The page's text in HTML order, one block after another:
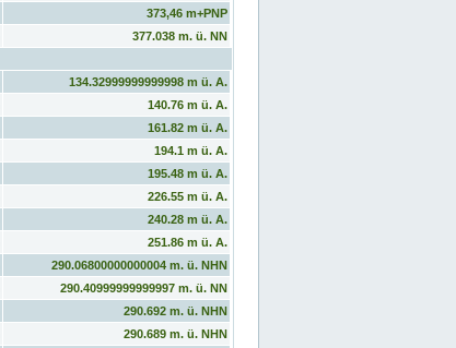
373,46 m+PNP
377.038 m. ü. NN
134.32999999999998 m ü. A.
140.76 m ü. A.
161.82 m ü. A.
194.1 m ü. A.
195.48 m ü. A.
226.55 m ü. A.
240.28 m ü. A.
251.86 m ü. A.
290.06800000000004 m. ü. NHN
290.40999999999997 m. ü. NN
290.692 m. ü. NHN
290.689 m. ü. NHN